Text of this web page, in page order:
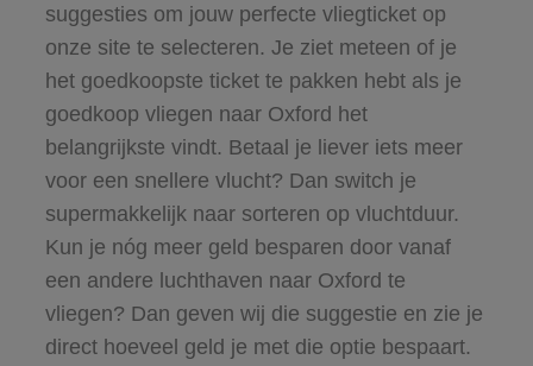
suggesties om jouw perfecte vliegticket op
onze site te selecteren. Je ziet meteen of je
het goedkoopste ticket te pakken hebt als je
goedkoop vliegen naar Oxford het
belangrijkste vindt. Betaal je liever iets meer
voor een snellere vlucht? Dan switch je
supermakkelijk naar sorteren op vluchtduur.
Kun je nóg meer geld besparen door vanaf
een andere luchthaven naar Oxford te
vliegen? Dan geven wij die suggestie en zie je
direct hoeveel geld je met die optie bespaart.